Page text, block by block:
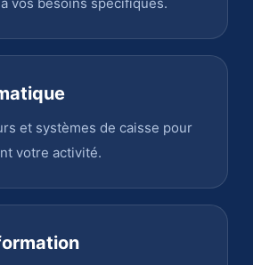
et systèmes de caisse pour
votre activité.